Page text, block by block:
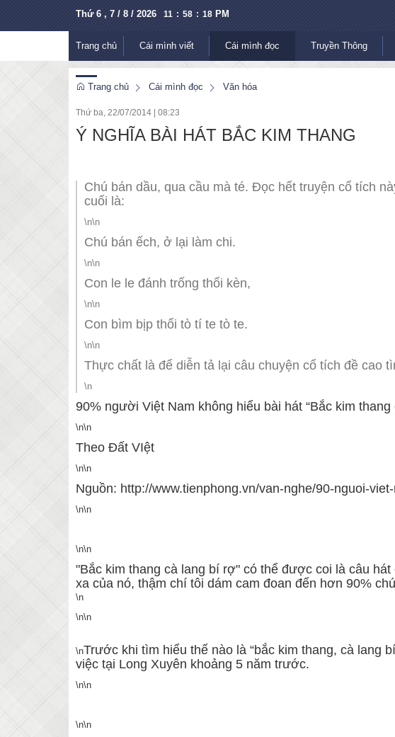
Thứ 6 , 7 / 8 / 2026 11 : 58 : 19 PM
Trang chủ Cái mình viết Cái mình đọc Truyền Thông
Trang chủ Cái mình đọc Văn hóa
Thứ ba, 22/07/2014 08:23
Ý NGHĨA BÀI HÁT BẮC KIM THANG
Chú bán dầu, qua cầu mà té. Đọc hết truyện cổ tích
cuối là:
\n\n
Chú bán ếch, ở lại làm chi.
\n\n
Con le le đánh trống thổi kèn,
\n\n
Con bìm bịp thổi tò tí te tò te.
\n\n
Thực chất là để diễn tả lại câu chuyện cổ tích đề cao
\n
90% người Việt Nam không hiểu bài hát “Bắc kim
\n\n
Theo Đất VIệt
\n\n
Nguồn: http://www.tienphong.vn/van-nghe/90-nguoi-
\n\n
\n\n
"Bắc kim thang cà lang bí rợ" có thể được coi là câu
xa của nó, thậm chí tôi dám cam đoan đến hơn 90%
\n
\n\n
\nTrước khi tìm hiểu thế nào là “bắc kim thang, cà lang
việc tại Long Xuyên khoảng 5 năm trước.
\n\n
\n\n